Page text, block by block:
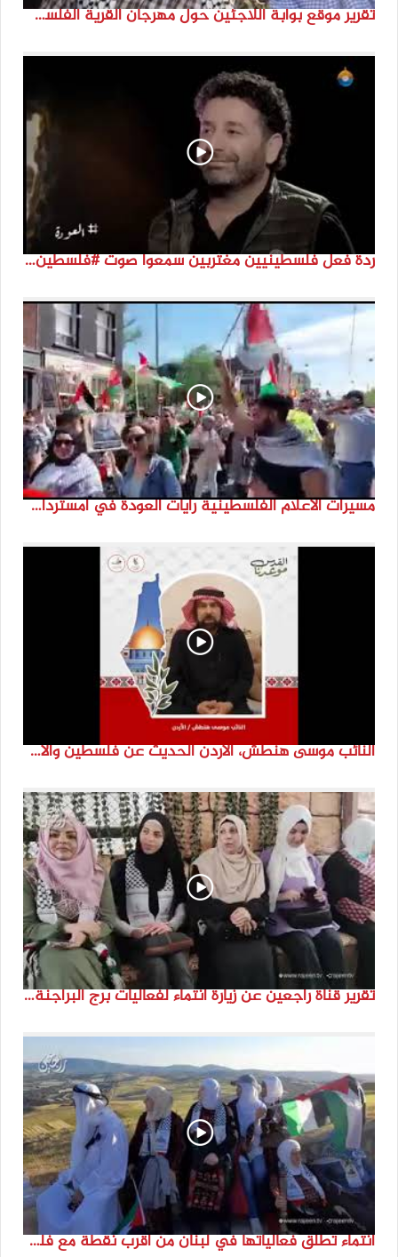
تقرير موقع بوابة اللاجئين حول مهرجان القرية الفلسطينية ( السميرية بلدتي)
ردة فعل فلسطينيين مغتربين سمعوا صوت #فلسطين لأول مرة #نتماء2022 #القدس_موعدنا #النكبة74
مسيرات الاعلام الفلسطينية رايات العودة في امستردام #النكبة74 #انتماء2022 #القدس_موعدنا
النائب موسى هنطش، الأردن الحديث عن فلسطين والاقصى هو عنصر تحدي من تحديات الأُمة في تاريخها الطويل. #انتماء2022
تقرير قناة راجعين عن زيارة انتماء لفعاليات برج البراجنة اعداد جنى شحرور
انتماء تطلق فعالياتها في لبنان من أقرب نقطة مع فلسطين المحتلة في ذكرى النكبة_74تقرير: جنى شحرور